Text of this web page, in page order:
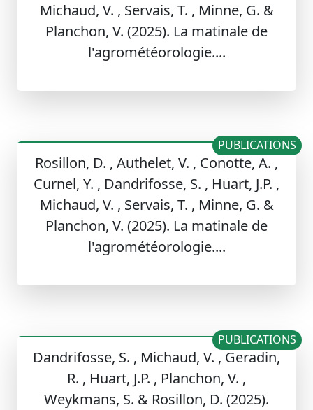
Michaud, V. , Servais, T. , Minne, G. &
Planchon, V. (2025). La matinale de
l'agrométéorologie....
Rosillon, D. , Authelet, V. , Conotte, A. ,
Curnel, Y. , Dandrifosse, S. , Huart, J.P. ,
Michaud, V. , Servais, T. , Minne, G. &
Planchon, V. (2025). La matinale de
l'agrométéorologie....
PUBLICATIONS
Dandrifosse, S. , Michaud, V. , Geradin,
R. , Huart, J.P. , Planchon, V. ,
Weykmans, S. & Rosillon, D. (2025).
PUBLICATIONS